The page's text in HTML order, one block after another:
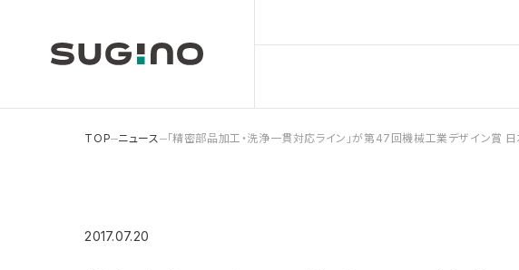
TOP ニュース 「精密部品加工・洗浄一貫対応ライン」が第47回機械工業デザイン賞
2017.07.20